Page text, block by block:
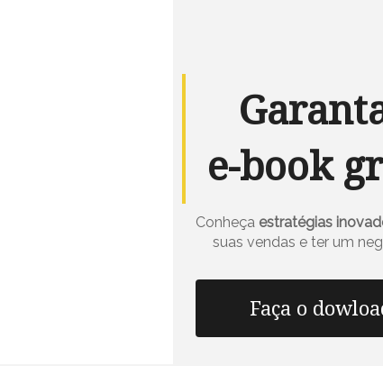
e-book
Conheça estratégias
suas vendas e ter um
Faça o